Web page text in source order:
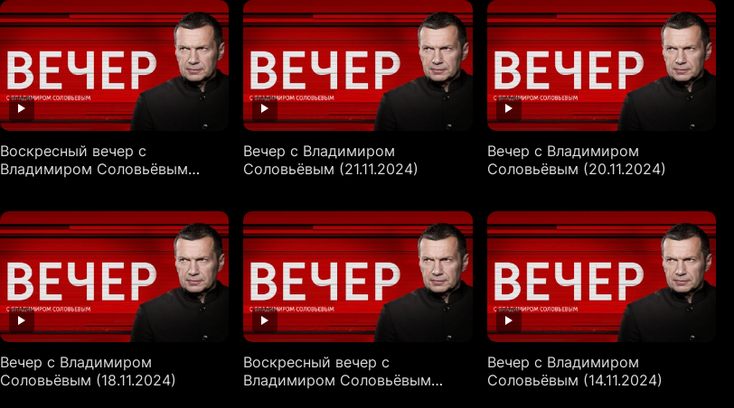
Воскресный вечер с
Владимиром Соловьёвым
Вечер с Владимиром
Соловьёвым (21.11.2024)
Вечер с Владимиром
Соловьёвым (20.11.2024)
Вечер с Владимиром
Соловьёвым (18.11.2024)
Воскресный вечер с
Владимиром Соловьёвым
Вечер с Владимиром
Соловьёвым (14.11.2024)